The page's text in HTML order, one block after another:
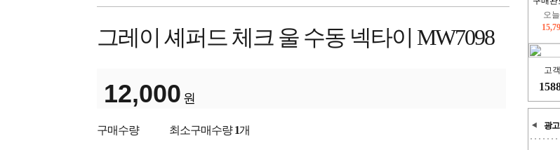
고
광고
그레이 셰퍼드 체크 울 수동 넥타이 MW7098
12,000 원
구매수량 최소구매수량1개